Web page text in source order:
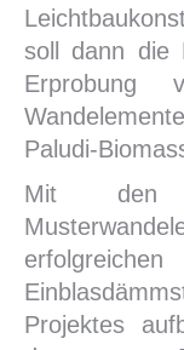
soll dann die
Erprobung
Paludi-
Mit den
Projektes